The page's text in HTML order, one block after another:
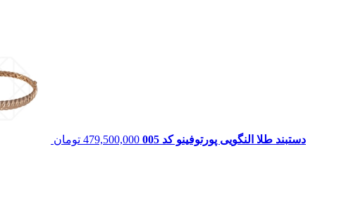
دستبند طلا النگویی پورتوفينو کد 005 479,500,000 تومان